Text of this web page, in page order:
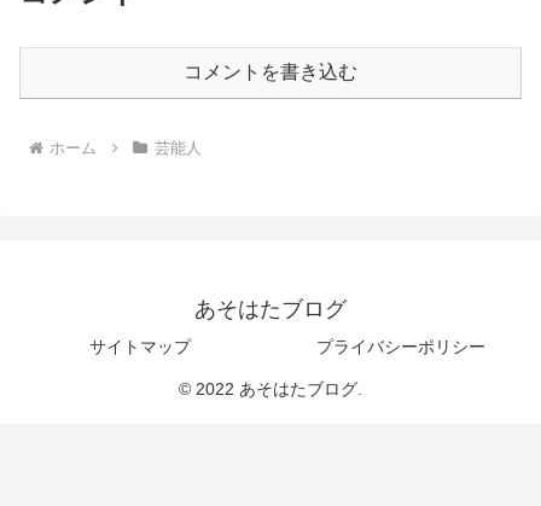
コメントを書き込む
ホーム 芸能人
あそはたブログ
サイトマップ プライバシーポリシー
© 2022 あそはたブログ.